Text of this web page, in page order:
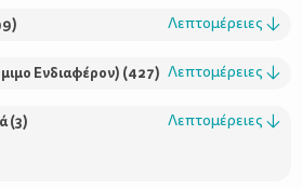
ένα κατάστημα, όπου στο τμήμα
κάτι που μου άρεσε πάρα πολύ. Ήταν
που θύμιζε έντονα τη σακούλα του
φάνηκε ακριβούτσικο, αλλά το
πω;
) Λεπτομέρειες ↓
Ενδιαφέρον) (427) Λεπτομέρειες ↓
(3) Λεπτομέρειες ↓